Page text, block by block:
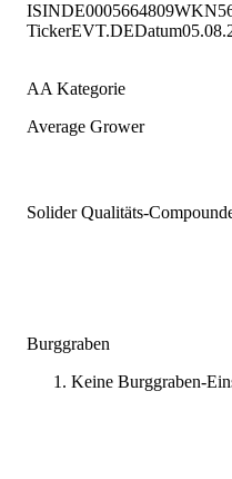
ISINDE0005664809WKN
TickerEVT.DEDatum
AA Kategorie
Average Grower
Solider Qualitäts-
Burggraben
Keine Burggraben-